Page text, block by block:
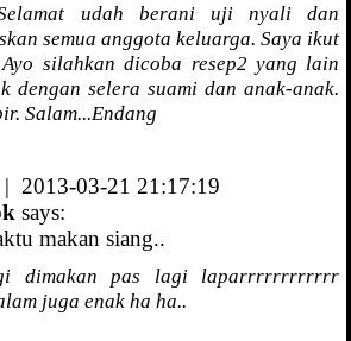
udah berani uji nyali dan
semua anggota keluarga. Saya ikut
silahkan dicoba resep2 yang lain
dengan selera suami dan anak-anak.
Salam...Endang
| 2013-03-21 21:17:19
says:
makan siang..
dimakan pas lagi laparrrrrrrrrrrr
juga enak ha ha..